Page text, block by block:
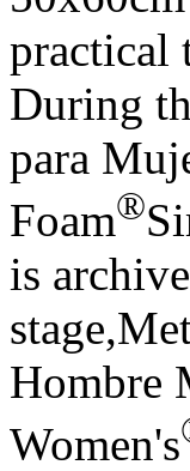
practical
During
para
Foam®
is
Hombre
Women's